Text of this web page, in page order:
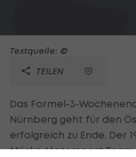
Textquelle: ©
TEILEN
Das Formel-3-
Nürnberg geht für den
erfolgreich zu Ende. Der
Mücke Motorsport